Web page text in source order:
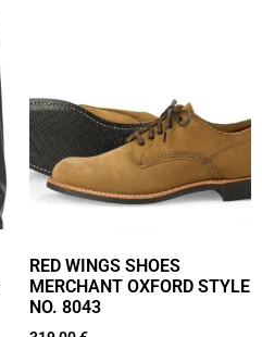
RED WINGS SHOES
MERCHANT OXFORD STYLE
NO. 8043